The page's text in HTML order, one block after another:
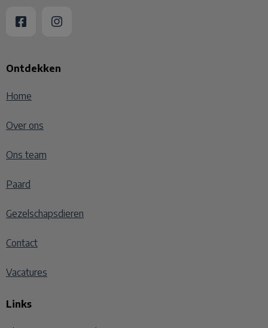
Ontdekken
Home
Over ons
Ons team
Paard
Gezelschapsdieren
Contact
Vacatures
Links